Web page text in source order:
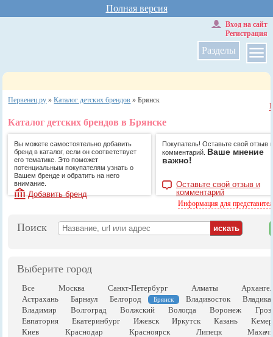
Полная версия
Разделы
Вход на сайт
Регистрация
Первенец.ру »Каталог детских брендов »Брянск
Каталог детских брендов в Брянске
Вы можете самостоятельно добавить
бренд в каталог, если он соответствует
его тематике. Это поможет
потенциальным покупателям узнать о
Вашем бренде и обратить на него
внимание.
Добавить бренд
Покупатель! Оставьте свой отзыв и
комментарий. Ваше мнение
важно!
Оставьте свой отзыв и
комментарий
Информация для
Поиск
Выберите город
Все Москва Санкт-Петербург Алматы
Астрахань
Барнаул Белгород Брянск Владивосток
Владимир
Волгоград Волжский Вологда Воронеж
Евпатория
Екатеринбург Ижевск Иркутск Казань
Киев
Краснодар Красноярск Липецк